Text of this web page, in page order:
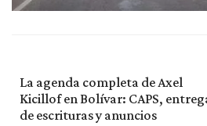
La agenda completa de Axel
Kicillof en Bolívar: CAPS,
de escrituras y anuncios